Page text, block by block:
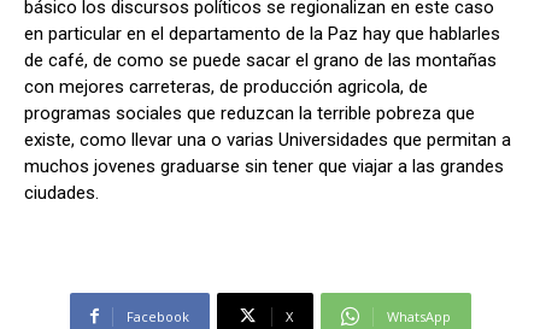
Síganos
Síganos
básico los discursos políticos se regionalizan en este caso
en particular en el departamento de la Paz hay que hablarles
de café, de como se puede sacar el grano de las montañas
con mejores carreteras, de producción agricola, de
programas sociales que reduzcan la terrible pobreza que
existe, como llevar una o varias Universidades que permitan a
muchos jovenes graduarse sin tener que viajar a las grandes
ciudades.
Facebook X WhatsApp